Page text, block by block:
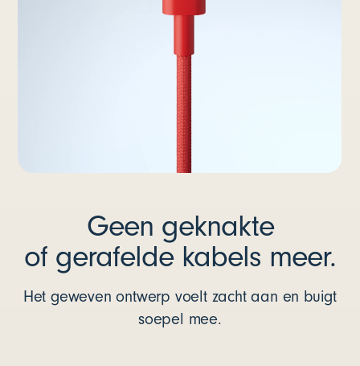
Geen geknakte
of gerafelde kabels meer.
Het geweven ontwerp voelt zacht aan en buigt
soepel mee.